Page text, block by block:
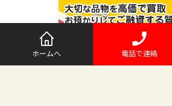
ホームへ 電話で連絡